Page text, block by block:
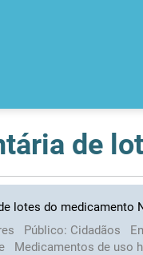
de
lotes do medicamento
Público: Cidadãos
Medicamentos de uso